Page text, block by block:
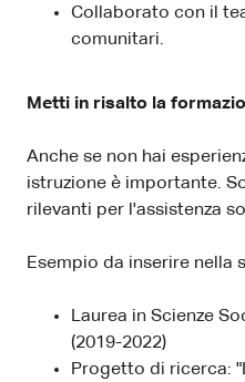
Collaborato con il
comunitari.
Metti in risalto la
Anche se non hai
istruzione è importante.
rilevanti per l'assistenza
Esempio da inserire nella
Laurea in Scienze
(2019-2022)
Progetto di ricerca: